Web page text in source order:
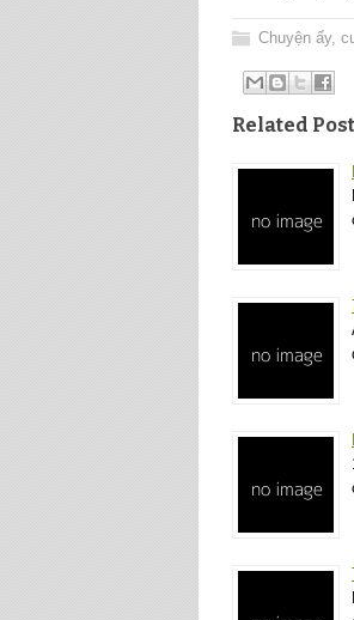
Chuyện ấy,
Related